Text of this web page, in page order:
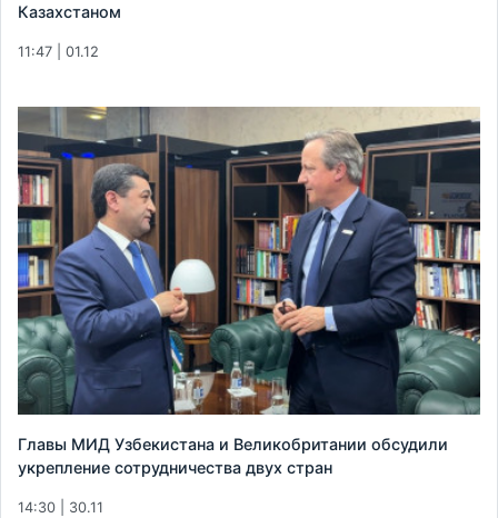
Казахстаном
11:47 | 01.12
Главы МИД Узбекистана и Великобритании обсудили
укрепление сотрудничества двух стран
14:30 | 30.11